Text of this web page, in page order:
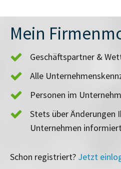
Mein
Geschäftspartner &
Alle
Personen im
Stets über Änderungen
Unternehmen
Schon registriert? Jetzt